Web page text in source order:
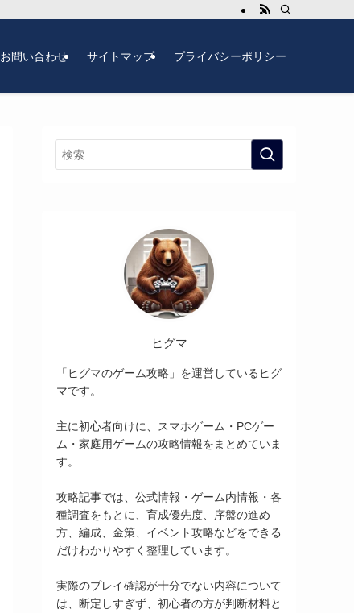
お問い合わせ サイトマップ プライバシーポリシー
ヒグマ
「ヒグマのゲーム攻略」を運営しているヒグ
マです。
主に初心者向けに、スマホゲーム・PCゲー
ム・家庭用ゲームの攻略情報をまとめていま
す。
攻略記事では、公式情報・ゲーム内情報・各
種調査をもとに、育成優先度、序盤の進め
方、編成、金策、イベント攻略などをできる
だけわかりやすく整理しています。
実際のプレイ確認が十分でない内容について
は、断定しすぎず、初心者の方が判断材料と